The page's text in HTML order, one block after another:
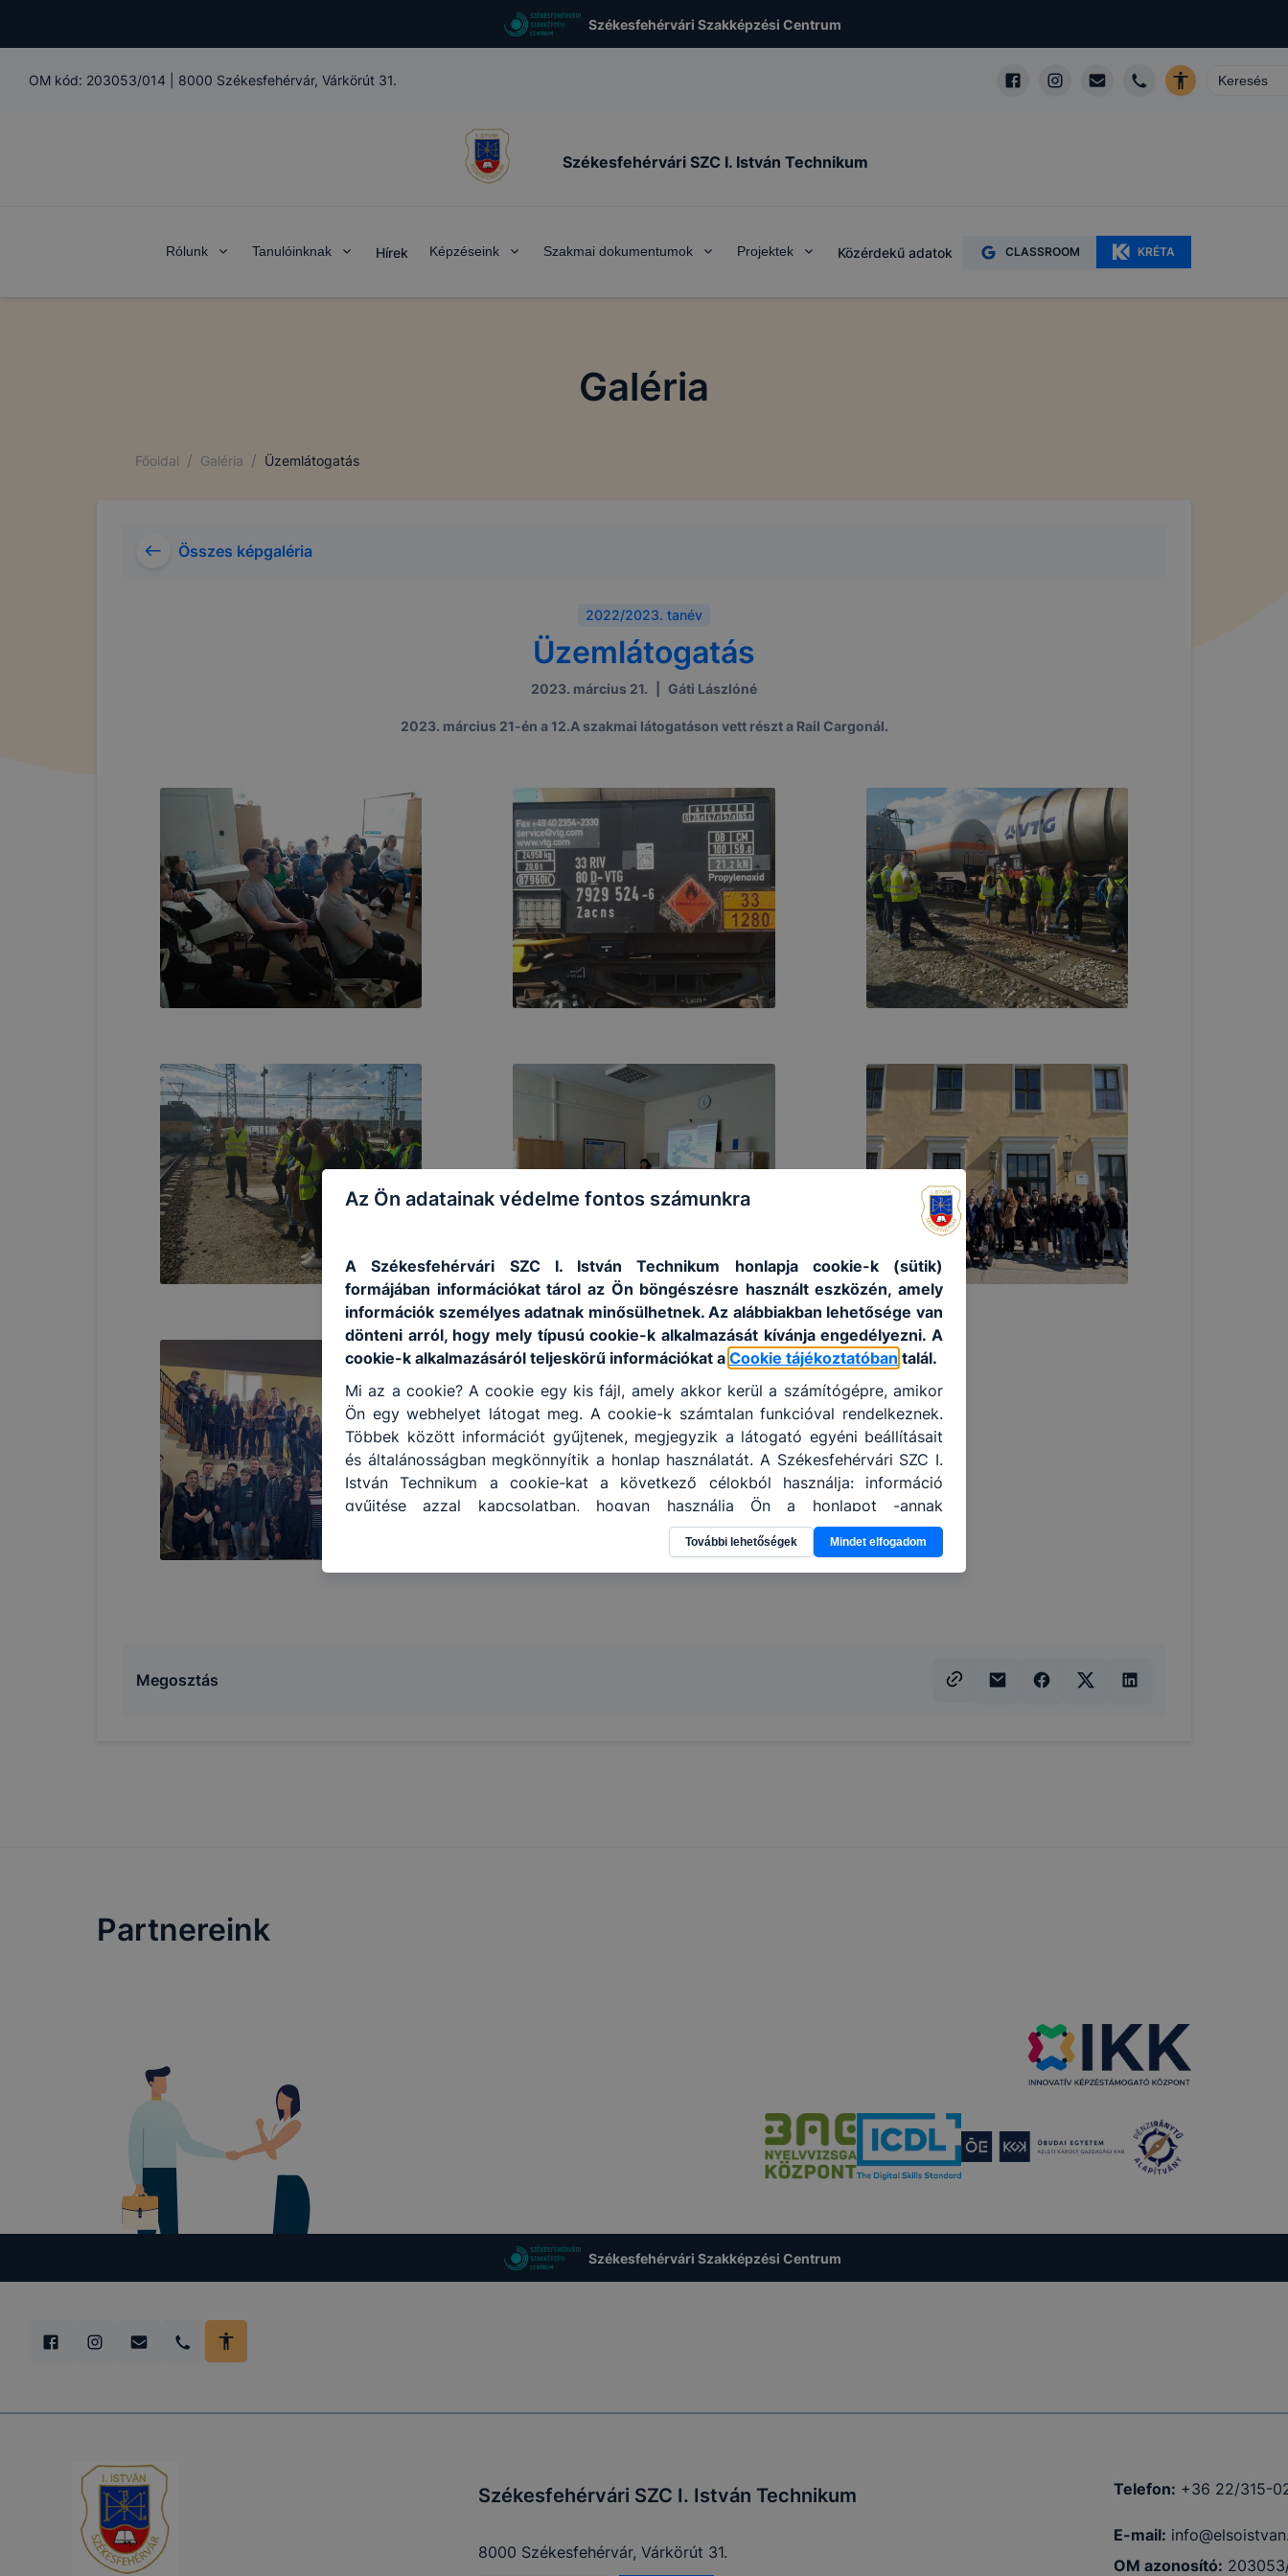
Székesfehérvári Szakképzési Centrum
OM kód: 203053/014 8000 Székesfehérvár, Várkörút 31.
Székesfehérvári SZC I. István Technikum
Rólunk Tanulóinknak Hírek Képzéseink Szakmai dokumentumok Projektek Közérdekű adatok CLASSROOM KRÉTA
Galéria
Főoldal / Galéria / Üzemlátogatás
Összes képgaléria
2022/2023. tanév
Üzemlátogatás
2023. március 21. Gáti Lászlóné
2023. március 21-én a 12.A szakmai látogatáson vett részt a Rail Cargonál.
Megosztás
Partnereink
Székesfehérvári Szakképzési Centrum
Székesfehérvári SZC I. István Technikum
8000 Székesfehérvár, Várkörút 31.
Telefon: +36 22/315-
E-mail:
OM azonosító:
Az Ön adatainak védelme fontos számunkra
A Székesfehérvári SZC I. István Technikum honlapja cookie-k (sütik)
formájában információkat tárol az Ön böngészésre használt eszközén, amely
információk személyes adatnak minősülhetnek. Az alábbiakban lehetősége van
dönteni arról, hogy mely típusú cookie-k alkalmazását kívánja engedélyezni. A
cookie-k alkalmazásáról teljeskörű információkat a Cookie tájékoztatóban talál.
Mi az a cookie? A cookie egy kis fájl, amely akkor kerül a számítógépre, amikor
Ön egy webhelyet látogat meg. A cookie-k számtalan funkcióval rendelkeznek.
Többek között információt gyűjtenek, megjegyzik a látogató egyéni beállításait
és általánosságban megkönnyítik a honlap használatát. A Székesfehérvári SZC I.
István Technikum a cookie-kat a következő célokból használja: információ
gyűjtése azzal kapcsolatban, hogyan használja Ön a honlapot -annak
felmérésével, hogy a honlap melyik részeit látogatja, vagy használja leginkább,
így megtudhatjuk, hogyan biztosítsunk Önnek még jobb felhasználói élményt, ha
ismét meglátogatja oldalunkat, honlap fejlesztése. Hogyan ellenőrizheti és hogyan
További lehetőségek Mindet elfogadom